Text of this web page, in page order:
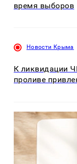
время выборов
Новости Крыма
К ликвидации
проливе